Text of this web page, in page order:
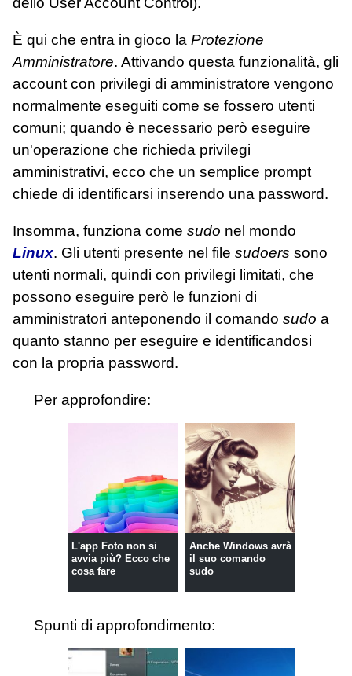
È qui che entra in gioco la Protezione
Amministratore. Attivando questa funzionalità, gli
account con privilegi di amministratore vengono
normalmente eseguiti come se fossero utenti
comuni; quando è necessario però eseguire
un'operazione che richieda privilegi
amministrativi, ecco che un semplice prompt
chiede di identificarsi inserendo una password.
Insomma, funziona come sudo nel mondo
Linux. Gli utenti presente nel file sudoers sono
utenti normali, quindi con privilegi limitati, che
possono eseguire però le funzioni di
amministratori anteponendo il comando sudo a
quanto stanno per eseguire e identificandosi
con la propria password.
Per approfondire:
L'app Foto non si
avvia più? Ecco che
cosa fare
Anche Windows avrà
il suo comando
sudo
Spunti di approfondimento: